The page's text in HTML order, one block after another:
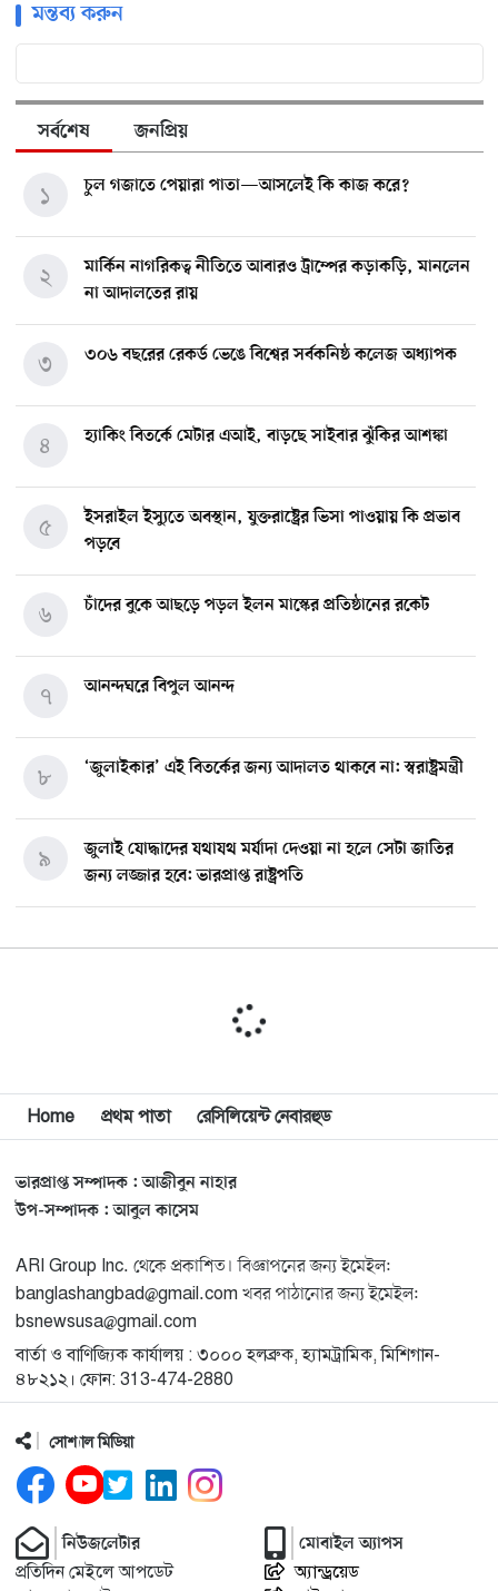
মন্তব্য করুন
সর্বশেষ জনপ্রিয়
চুল গজাতে পেয়ারা পাতা—আসলেই কি কাজ করে?
১
মার্কিন নাগরিকত্ব নীতিতে আবারও ট্রাম্পের কড়াকড়ি, মানলেন
না আদালতের রায়
২
৩০৬ বছরের রেকর্ড ভেঙে বিশ্বের সর্বকনিষ্ঠ কলেজ অধ্যাপক
৩
হ্যাকিং বিতর্কে মেটার এআই, বাড়ছে সাইবার ঝুঁকির আশঙ্কা
৪
ইসরাইল ইস্যুতে অবস্থান, যুক্তরাষ্ট্রের ভিসা পাওয়ায় কি প্রভাব
পড়বে
৫
চাঁদের বুকে আছড়ে পড়ল ইলন মাস্কের প্রতিষ্ঠানের রকেট
৬
আনন্দঘরে বিপুল আনন্দ
৭
‘জুলাইকার’ এই বিতর্কের জন্য আদালত থাকবে না: স্বরাষ্ট্রমন্ত্রী
৮
জুলাই যোদ্ধাদের যথাযথ মর্যাদা দেওয়া না হলে সেটা জাতির
জন্য লজ্জার হবে: ভারপ্রাপ্ত রাষ্ট্রপতি
৯
১০
মিশিগানে দক্ষিণ সুরমা ওয়েলফেয়ার অ্যাসোসিয়েশনের
বিশ্বজুড়ে কূটনৈতিক পুনর্বিন্যাস, ৫ অঞ্চলে মিশন বন্ধ করছে
যুক্তরাষ্ট্র
১২
মিশিগানে ফ্রেন্ডস এন্ড ফ্যামিলির বনভোজনে প্রাণের উচ্ছ্বাস
১৩
মিশিগানে ডেমোক্র্যাটদের প্রাইমারিতে আল-সাইয়েদকে হারাতে
কেন এত মরিয়া ইসারায়েলি লবি এআইপ্যাক
১৪
মুনা দাওয়াহ কনফারেন্স ২০২৬ সম্পর্কে প্রেস ব্রিফিং
১৫
শেখ হাসিনার সঙ্গে সংবাদ সম্মেলনে থাকছেন সাকিব আল
হাসান
১৬
যুক্তরাষ্ট্রকে ছাড়ে বাধ্য করতে কোন কৌশলে ওয়াশিংটনের ওপর
চাপ বাড়াচ্ছে ইরান
১৭
Home প্রথম পাতা রেসিলিয়েন্ট নেবারহুড
ভারপ্রাপ্ত সম্পাদক : আজীবুন নাহার
উপ-সম্পাদক : আবুল কাসেম
ARI Group Inc. থেকে প্রকাশিত। বিজ্ঞাপনের জন্য ইমেইল:
banglashangbad@gmail.com খবর পাঠানোর জন্য ইমেইল:
bsnewsusa@gmail.com
বার্তা ও বাণিজ্যিক কার্যালয় : ৩০০০ হলব্রুক, হ্যামট্রামিক, মিশিগান-
৪৮২১২। ফোন: 313-474-2880
সোশ্যাল মিডিয়া
নিউজলেটার
প্রতিদিন মেইলে আপডেট
মোবাইল অ্যাপস
অ্যান্ড্রয়েড